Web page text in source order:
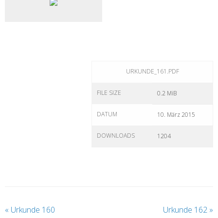
URKUNDE_161.PDF
FILE SIZE 0.2 MiB
DATUM 10. März 2015
DOWNLOADS 1204
« Urkunde 160 Urkunde 162 »